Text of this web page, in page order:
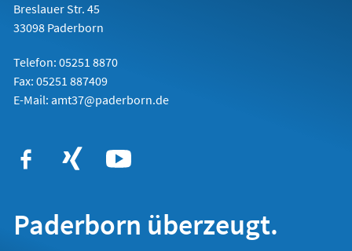
Breslauer Str. 45
33098 Paderborn
Telefon: 05251 8870
Fax: 05251 887409
E-Mail: amt37@paderborn.de
Paderborn überzeugt.